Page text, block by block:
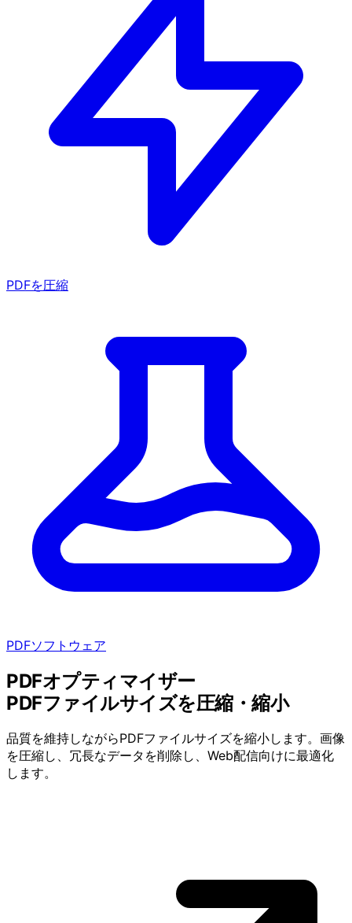
PDFを圧縮
PDFソフトウェア
PDFオプティマイザー
PDFファイルサイズを圧縮・縮小
品質を維持しながらPDFファイルサイズを縮小します。画像
を圧縮し、冗長なデータを削除し、Web配信向けに最適化
します。